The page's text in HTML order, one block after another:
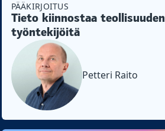
PÄÄKIRJOITUS
Tieto kiinnostaa teollisuuden
työntekijöitä
Petteri Raito